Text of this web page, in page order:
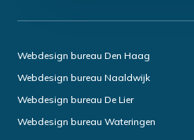
Webdesign bureau Den Haag
Webdesign bureau Naaldwijk
Webdesign bureau De Lier
Webdesign bureau Wateringen